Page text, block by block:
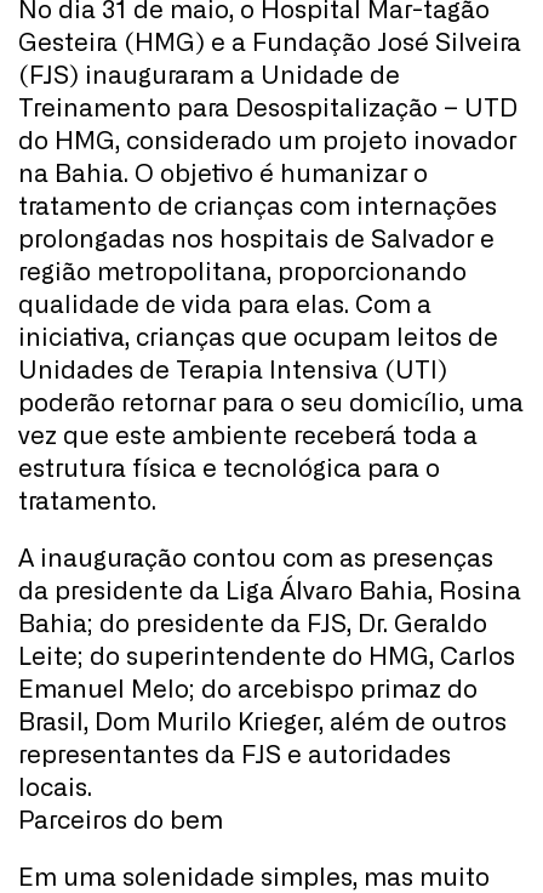
No dia 31 de maio, o Hospital Mar-tagão
Gesteira (HMG) e a Fundação José Silveira
(FJS) inauguraram a Unidade de
Treinamento para Desospitalização – UTD
do HMG, considerado um projeto inovador
na Bahia. O objetivo é humanizar o
tratamento de crianças com internações
prolongadas nos hospitais de Salvador e
região metropolitana, proporcionando
qualidade de vida para elas. Com a
iniciativa, crianças que ocupam leitos de
Unidades de Terapia Intensiva (UTI)
poderão retornar para o seu domicílio, uma
vez que este ambiente receberá toda a
estrutura física e tecnológica para o
tratamento.
A inauguração contou com as presenças
da presidente da Liga Álvaro Bahia, Rosina
Bahia; do presidente da FJS, Dr. Geraldo
Leite; do superintendente do HMG, Carlos
Emanuel Melo; do arcebispo primaz do
Brasil, Dom Murilo Krieger, além de outros
representantes da FJS e autoridades
locais.
Parceiros do bem
Em uma solenidade simples, mas muito